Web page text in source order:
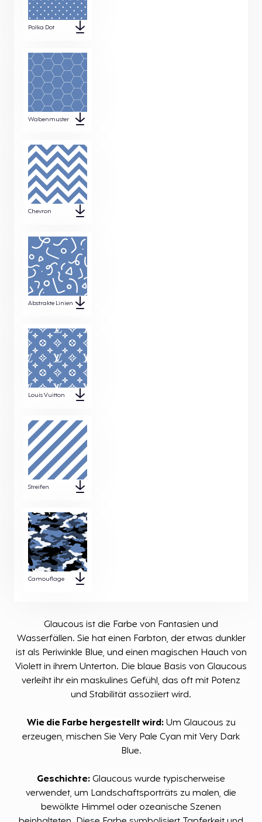
Glaucous ist die Farbe von Fantasien und
Wasserfällen. Sie hat einen Farbton, der etwas dunkler
ist als Periwinkle Blue, und einen magischen Hauch von
Violett in ihrem Unterton. Die blaue Basis von Glaucous
verleiht ihr ein maskulines Gefühl, das oft mit Potenz
und Stabilität assoziiert wird.
Wie die Farbe hergestellt wird:Um Glaucous zu
erzeugen, mischen Sie Very Pale Cyan mit Very Dark
Blue.
Geschichte:Glaucous wurde typischerweise
verwendet, um Landschaftsporträts zu malen, die
bewölkte Himmel oder ozeanische Szenen
Polka Dot
Wabenmuster
Chevron
Abstrakte Linien
Louis Vuitton
Streifen
Camouflage